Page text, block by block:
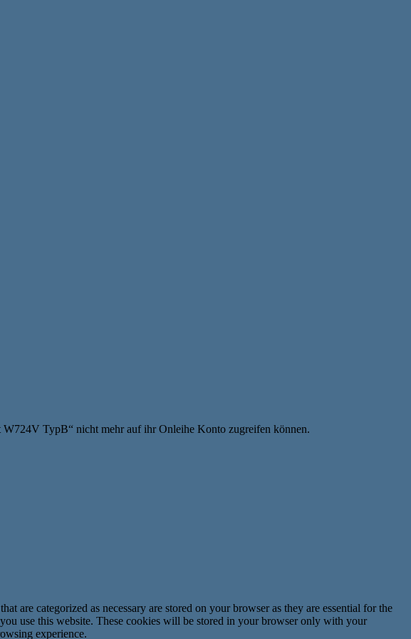
TypB“ nicht mehr auf ihr Onleihe Konto zugreifen können.
are categorized as necessary are stored on your browser as they are essential for the
use this website. These cookies will be stored in your browser only with your
experience.